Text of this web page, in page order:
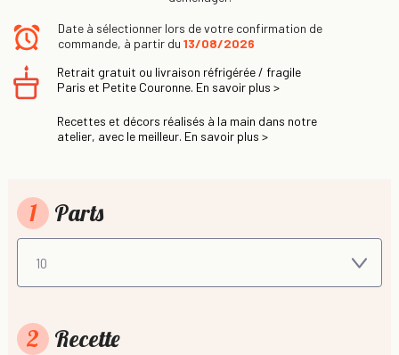
Date à sélectionner lors de votre confirmation de
commande, à partir du 13/08/2026
Retrait gratuit ou livraison réfrigérée / fragile
Paris et Petite Couronne. En savoir plus >
Recettes et décors réalisés à la main dans notre
atelier, avec le meilleur. En savoir plus >
1 Parts
2 Recette